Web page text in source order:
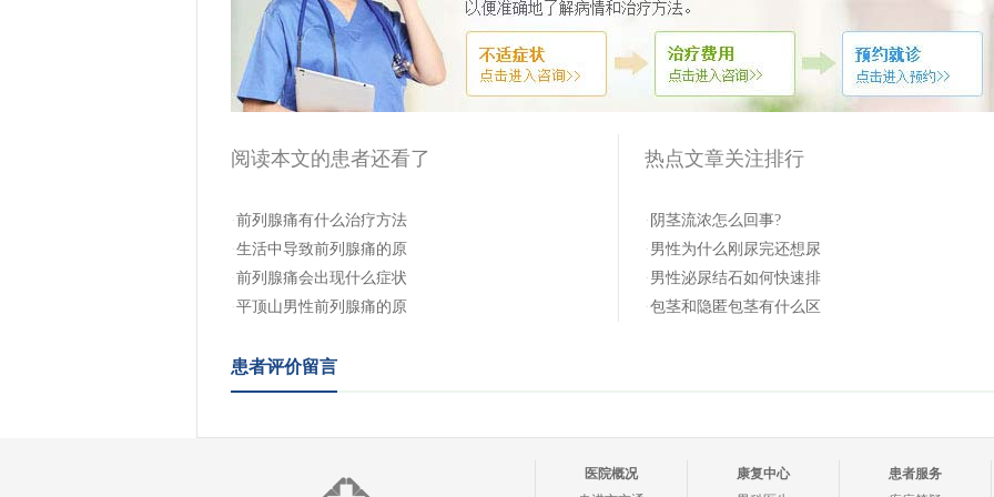
阅读本文的患者还看了
·前列腺痛有什么治疗方法
·生活中导致前列腺痛的原
·前列腺痛会出现什么症状
·平顶山男性前列腺痛的原
热点文章关注排行
· 阴茎流浓怎么回事?
· 男性为什么刚尿完还想尿
· 男性泌尿结石如何快速排
·包茎和隐匿包茎有什么区
患者评价留言
医院概况
康复中心
患者服务